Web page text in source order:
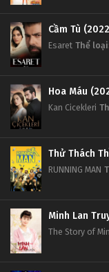
Cầm Tù
Esaret Thể loại
Hoa Máu
Kan Cicekleri
Thử Thách
RUNNING MAN
Minh Lan
The Story of